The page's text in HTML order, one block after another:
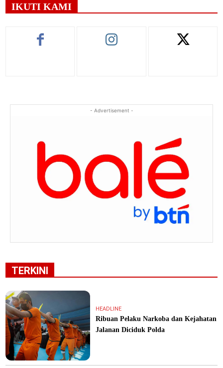
IKUTI KAMI
- Advertisement -
TERKINI
HEADLINE
Ribuan Pelaku Narkoba dan Kejahatan
Jalanan Diciduk Polda